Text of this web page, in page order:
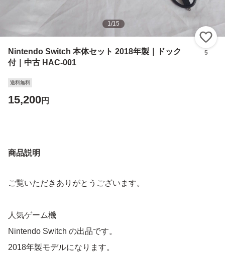
1/15
Nintendo Switch 本体セット 2018年製｜ドック
付｜中古 HAC-001
5
送料無料
15,200円
商品説明
ご覧いただきありがとうございます。
人気ゲーム機
Nintendo Switch の出品です。
2018年製モデルになります。